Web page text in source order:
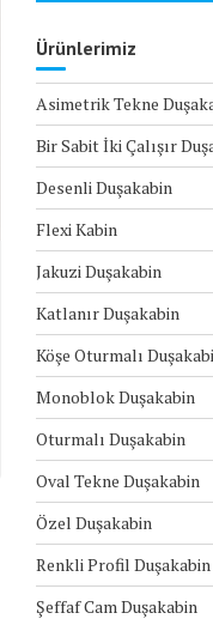
Ürünlerimiz
Asimetrik Tekne
Bir Sabit İki Çalışır
Desenli Duşakabin
Flexi Kabin
Jakuzi Duşakabin
Katlanır Duşakabin
Köşe Oturmalı
Monoblok Duşakabin
Oturmalı Duşakabin
Oval Tekne Duşakabin
Özel Duşakabin
Renkli Profil Duşakabin
Şeffaf Cam Duşakabin